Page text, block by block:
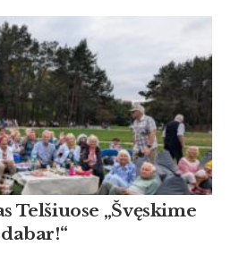
Tel­šiuo­se „Švęski­me